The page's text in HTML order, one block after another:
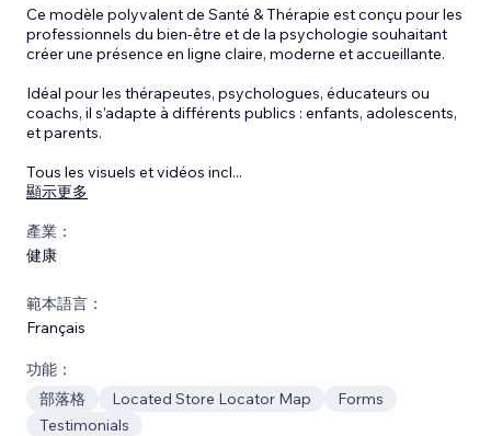
Ce modèle polyvalent de Santé & Thérapie est conçu pour les
professionnels du bien-être et de la psychologie souhaitant
créer une présence en ligne claire, moderne et accueillante.
Idéal pour les thérapeutes, psychologues, éducateurs ou
coachs, il s’adapte à différents publics : enfants, adolescents,
et parents.
Tous les visuels et vidéos incl...
顯示更多
產業：
健康
範本語言：
Français
功能：
部落格
Located Store Locator Map
Forms
Testimonials